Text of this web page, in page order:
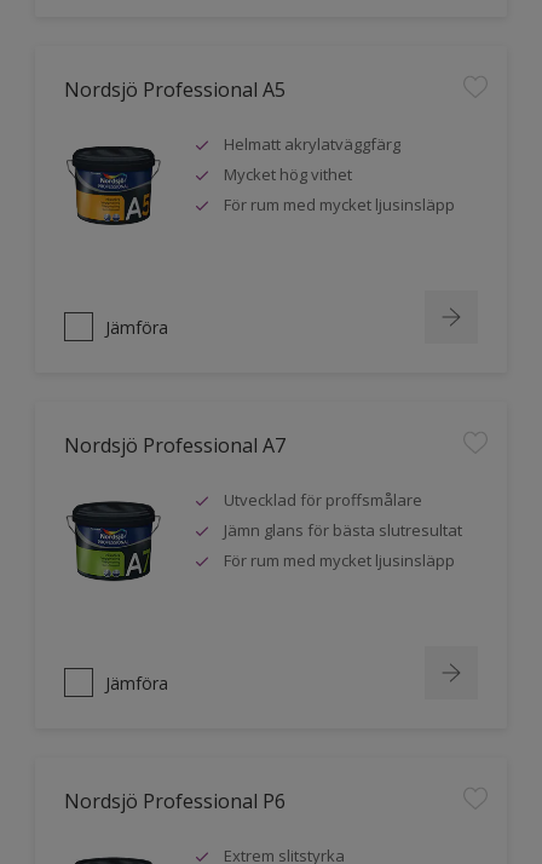
Nordsjö Professional A5
Helmatt akrylatväggfärg
Mycket hög vithet
För rum med mycket ljusinsläpp
Jämföra
Nordsjö Professional A7
Utvecklad för proffsmålare
Jämn glans för bästa slutresultat
För rum med mycket ljusinsläpp
Jämföra
Nordsjö Professional P6
Extrem slitstyrka